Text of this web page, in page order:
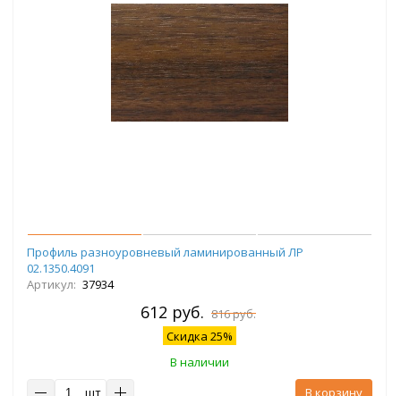
Профиль разноуровневый ламинированный ЛР
02.1350.4091
Артикул: 37934
612 руб. 816 руб.
Скидка 25%
В наличии
шт
В корзину